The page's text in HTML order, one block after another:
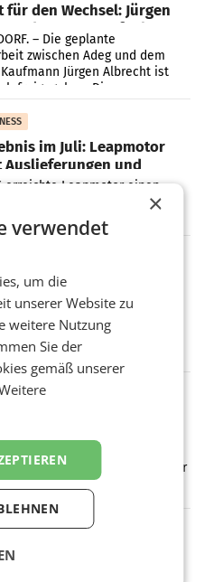
für den Wechsel: Jürgen
ab 1.1.2027 auf Adeg
– Die geplante
zwischen Adeg und dem
Jürgen Albrecht ist
freigegeben: Die
und der
im Juli: Leapmotor
und
die 100.000er-Marke
erreichte Leapmotor einen
und lieferte weltweit
aus, womit sich das
Juli 2025 mehr als
Lederer wehrt sich in
Vorwürfe
soll im Stiftungsrat über
ORF-Chef Clemens Pig
Besetzungen für die
werden.
Communications ist
von OtterlyAI
Agentur Brandenstein
ist ab sofort Agenturpartner
und
OtterlyAI. Damit baut
Leistungsportfolio
Führungsteam: Unique
×
verwendet
um die
unserer Website zu
weitere Nutzung
Sie der
gemäß unserer